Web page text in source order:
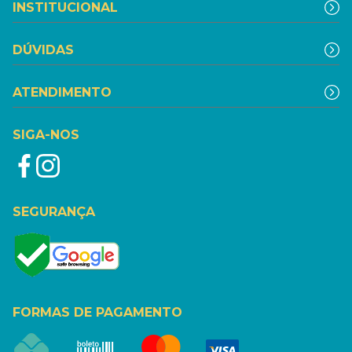
INSTITUCIONAL
DÚVIDAS
ATENDIMENTO
SIGA-NOS
SEGURANÇA
FORMAS DE PAGAMENTO